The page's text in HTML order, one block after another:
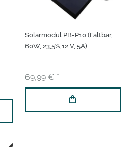
Solarmodul PB-P10 (Faltbar,
60W, 23,5%,12 V, 5A)
69,99 € *